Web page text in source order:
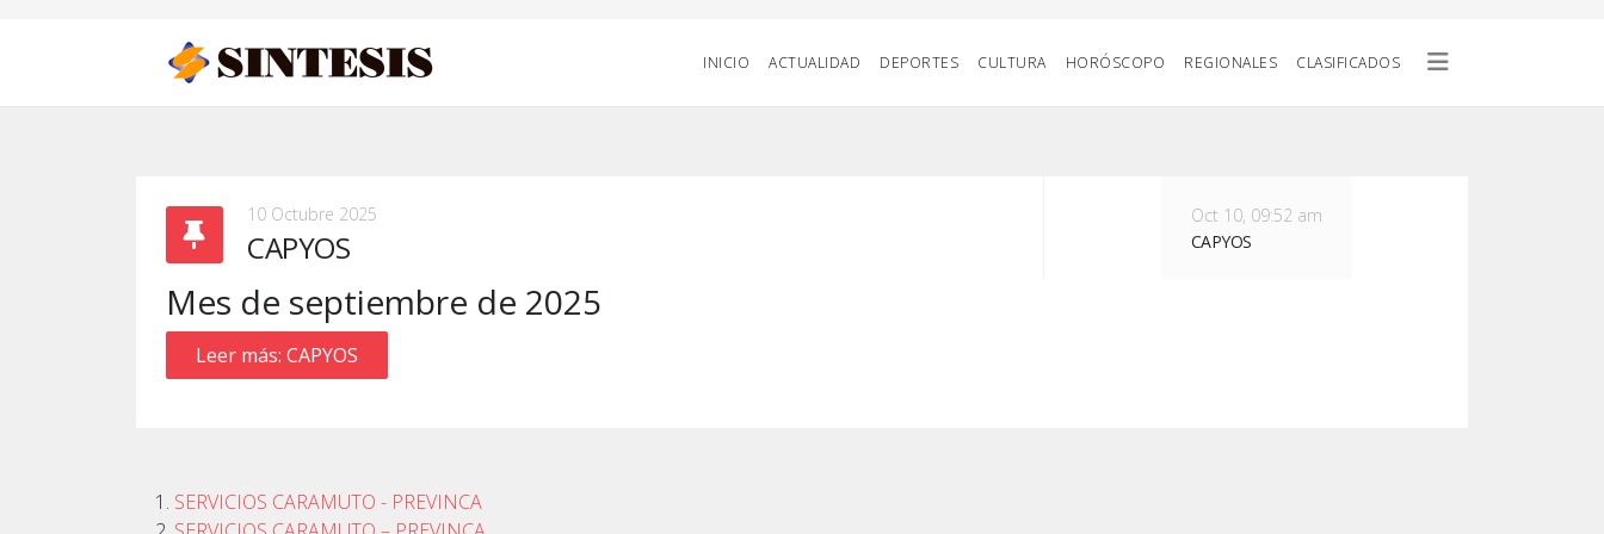
INICIO ACTUALIDAD DEPORTES CULTURA HORÓSCOPO REGIONALES CLASIFICADOS
10 Octubre 2025
CAPYOS
Mes de septiembre de 2025
Leer más: CAPYOS
Oct 10, 09:52 am
CAPYOS
SERVICIOS CARAMUTO - PREVINCA